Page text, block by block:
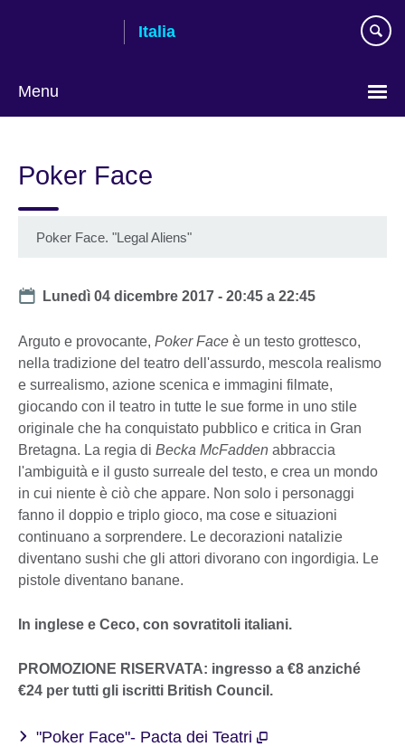
Italia
Menu
Poker Face
Poker Face. "Legal Aliens"
Date
Lunedì 04 dicembre 2017 -20:45 a22:45
Arguto e provocante, Poker Face è un testo grottesco,
nella tradizione del teatro dell'assurdo, mescola realismo
e surrealismo, azione scenica e immagini filmate,
giocando con il teatro in tutte le sue forme in uno stile
originale che ha conquistato pubblico e critica in Gran
Bretagna. La regia di Becka McFadden abbraccia
l'ambiguità e il gusto surreale del testo, e crea un mondo
in cui niente è ciò che appare. Non solo i personaggi
fanno il doppio e triplo gioco, ma cose e situazioni
continuano a sorprendere. Le decorazioni natalizie
diventano sushi che gli attori divorano con ingordigia. Le
pistole diventano banane.
In inglese e Ceco, con sovratitoli italiani.
PROMOZIONE RISERVATA: ingresso a €8 anziché
€24 per tutti gli iscritti British Council.
"Poker Face"- Pacta dei Teatri